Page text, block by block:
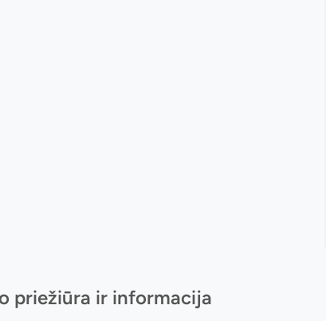
priežiūra ir informacija